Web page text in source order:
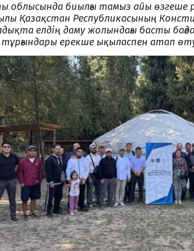
облысында биылғы тамыз айы өзгеше
Қазақстан Рес­­пуб­­ли­касының
елдің даму жолындағы бас­ты
ерекше ықы­лас­пен атап